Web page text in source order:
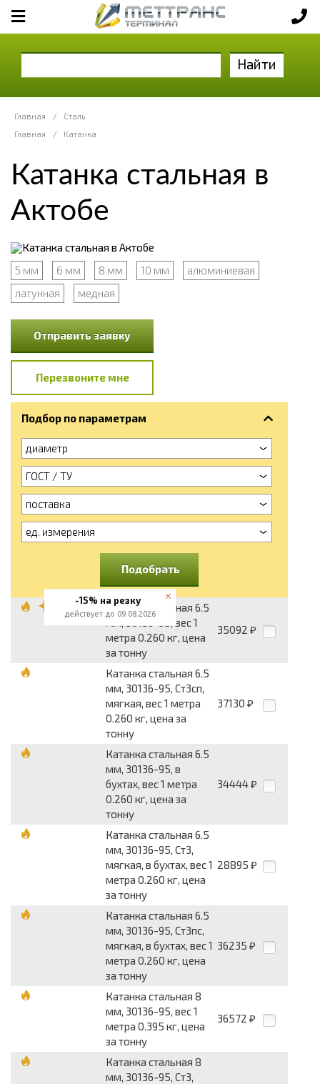
Найти
Главная /
Сталь
Главная
/ Катанка
Катанка стальная в
Актобе
5 мм 6 мм 8 мм 10 мм
алюминиевая
латунная
медная
Отправить заявку
Перезвоните мне
Подбор по параметрам
диаметр
ГОСТ / ТУ
поставка
ед. измерения
Подобрать
Катанка стальная 6.5
мм, 30136-95, вес 1
метра 0.260 кг, цена
за тонну
35092 ₽
Катанка стальная 6.5
мм, 30136-95, Ст3сп,
мягкая, вес 1 метра
0.260 кг, цена за
тонну
37130 ₽
Катанка стальная 6.5
мм, 30136-95, в
бухтах, вес 1 метра
0.260 кг, цена за
тонну
34444 ₽
Катанка стальная 6.5
мм, 30136-95, Ст3,
мягкая, в бухтах, вес 1
метра 0.260 кг, цена
за тонну
28895 ₽
Катанка стальная 6.5
мм, 30136-95, Ст3пс,
мягкая, в бухтах, вес 1
метра 0.260 кг, цена
за тонну
36235 ₽
Катанка стальная 8
мм, 30136-95, вес 1
метра 0.395 кг, цена
за тонну
36572 ₽
Катанка стальная 8
мм, 30136-95, Ст3,
-15% на резку
действует до 09.08.2026